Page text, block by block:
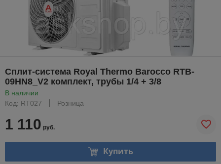
Сплит-система Royal Thermo Barocco RTB-
09HN8_V2 комплект, трубы 1/4 + 3/8
В наличии
Код: RT027
Розница
1 110 руб.
Купить